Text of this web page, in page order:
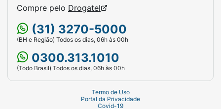
Compre pelo Drogatel
(31) 3270-5000
(BH e Região) Todos os dias, 06h às 00h
0300.313.1010
(Todo Brasil) Todos os dias, 06h às 00h
Termo de Uso
Portal da Privacidade
Covid-19